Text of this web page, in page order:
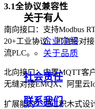
关于有人
企业介绍
关于品质
社会责任
联系我们
3.1全协议兼容性
南向接口：支持Modbus
20+工业协议，可直接对
流PLC。
北向接口：内置MQTT客
无缝对接EMQX、阿里云
扩展能力：通过积木式设